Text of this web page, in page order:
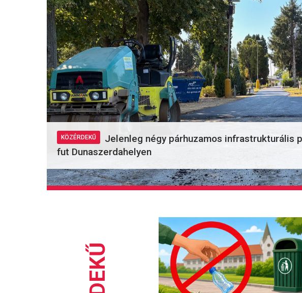
KÖZÉRDEKŰ
Jelenleg négy párhuzamos infrastrukturális
fut Dunaszerdahelyen